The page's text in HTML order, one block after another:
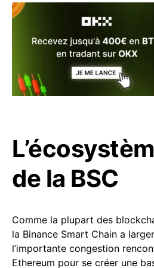
de la BSC
Comme la plupart des
la Binance Smart Chain a
l’importante congestion
Ethereum pour se créer une